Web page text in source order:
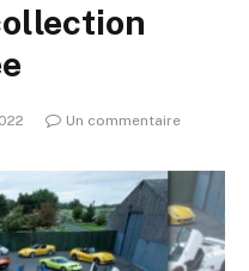
Un commentaire